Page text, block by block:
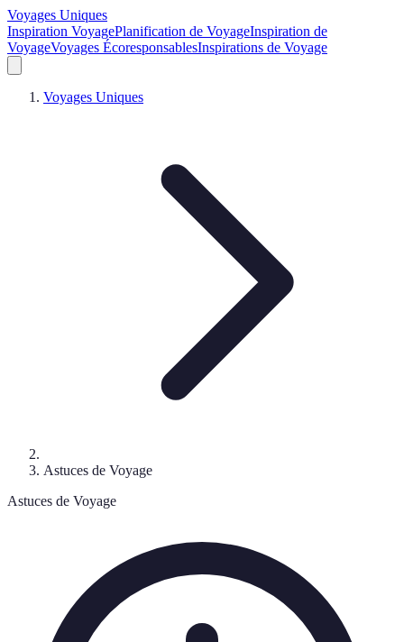
Voyages Uniques
Inspiration VoyagePlanification de VoyageInspiration de
VoyageVoyages ÉcoresponsablesInspirations de Voyage
Voyages Uniques
Astuces de Voyage
Astuces de Voyage